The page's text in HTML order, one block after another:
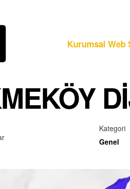
Kurumsal Web
Kategori
Genel